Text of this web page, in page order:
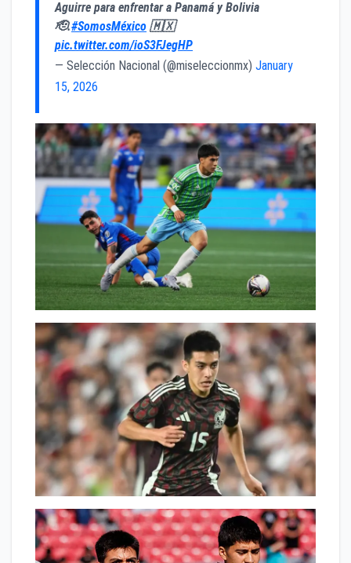
Aguirre para enfrentar a Panamá y Bolivia
🫡.#SomosMéxico 🇲🇽
pic.twitter.com/ioS3FJegHP
— Selección Nacional (@miseleccionmx) January
15, 2026